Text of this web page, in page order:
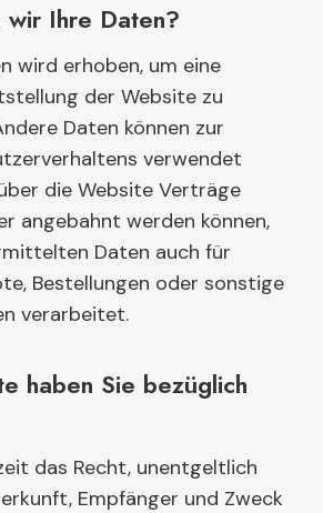
Ihre Daten?
wird erhoben, um eine
der Website zu
Daten können zur
verwendet
die Website Verträge
angebahnt werden können,
Daten auch für
Bestellungen oder sonstige
verarbeitet.
haben Sie bezüglich
das Recht, unentgeltlich
Empfänger und Zweck